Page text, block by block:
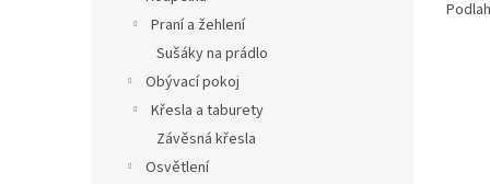
Praní a žehlení
Sušáky na prádlo
Obývací pokoj
Křesla a taburety
Závěsná křesla
Osvětlení